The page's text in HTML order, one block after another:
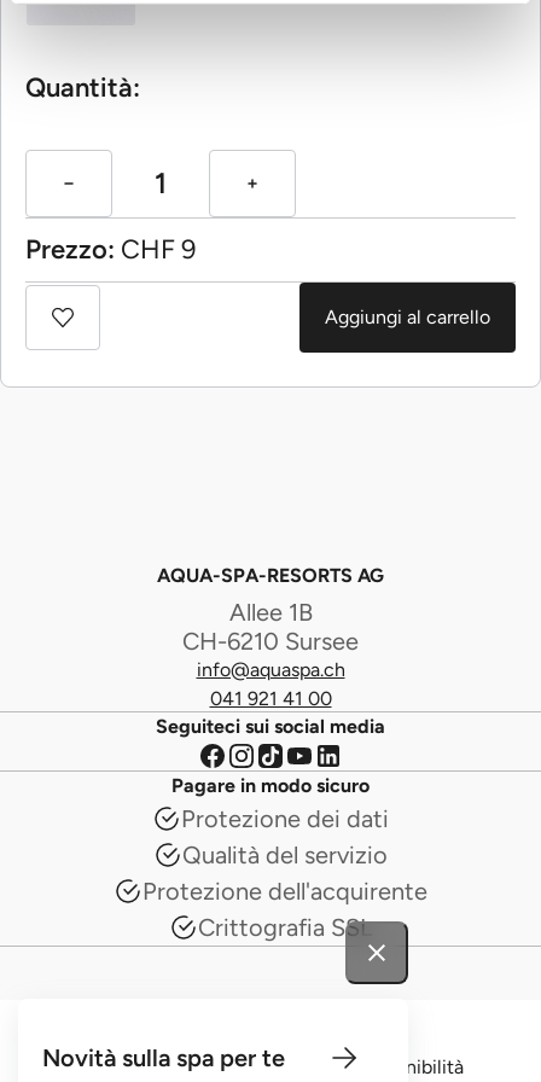
Novità sulla spa per te
Quantità:
Prezzo: CHF9
Aggiungi al carrello
AQUA-SPA-RESORTS AG
Allee 1B
CH-6210 Sursee
info@aquaspa.ch
041 921 41 00
Seguiteci sui social media
Pagare in modo sicuro
Protezione dei dati
Qualità del servizio
Protezione dell'acquirente
Crittografia SSL
Offerte di lavoro Media e stampaSostenibilità